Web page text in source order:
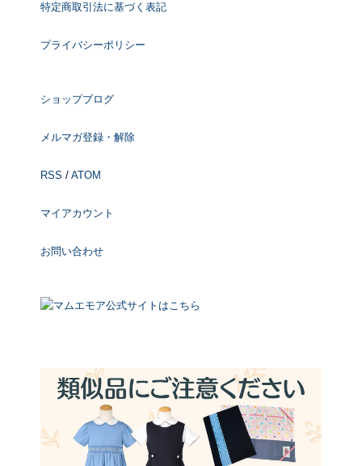
特定商取引法に基づく表記
プライバシーポリシー
ショップブログ
メルマガ登録・解除
RSS / ATOM
マイアカウント
お問い合わせ
マムエモア公式サイトはこちら